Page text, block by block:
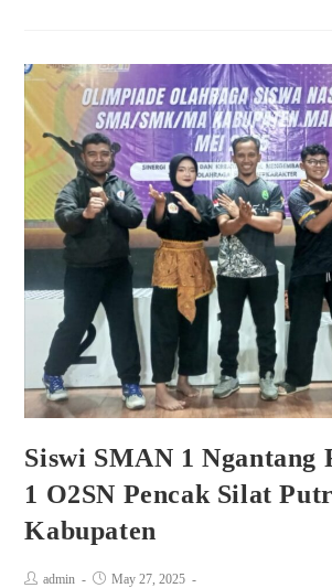
Siswi SMAN 1 Ngantang
1 O2SN Pencak Silat
Kabupaten
admin
May 27, 2025